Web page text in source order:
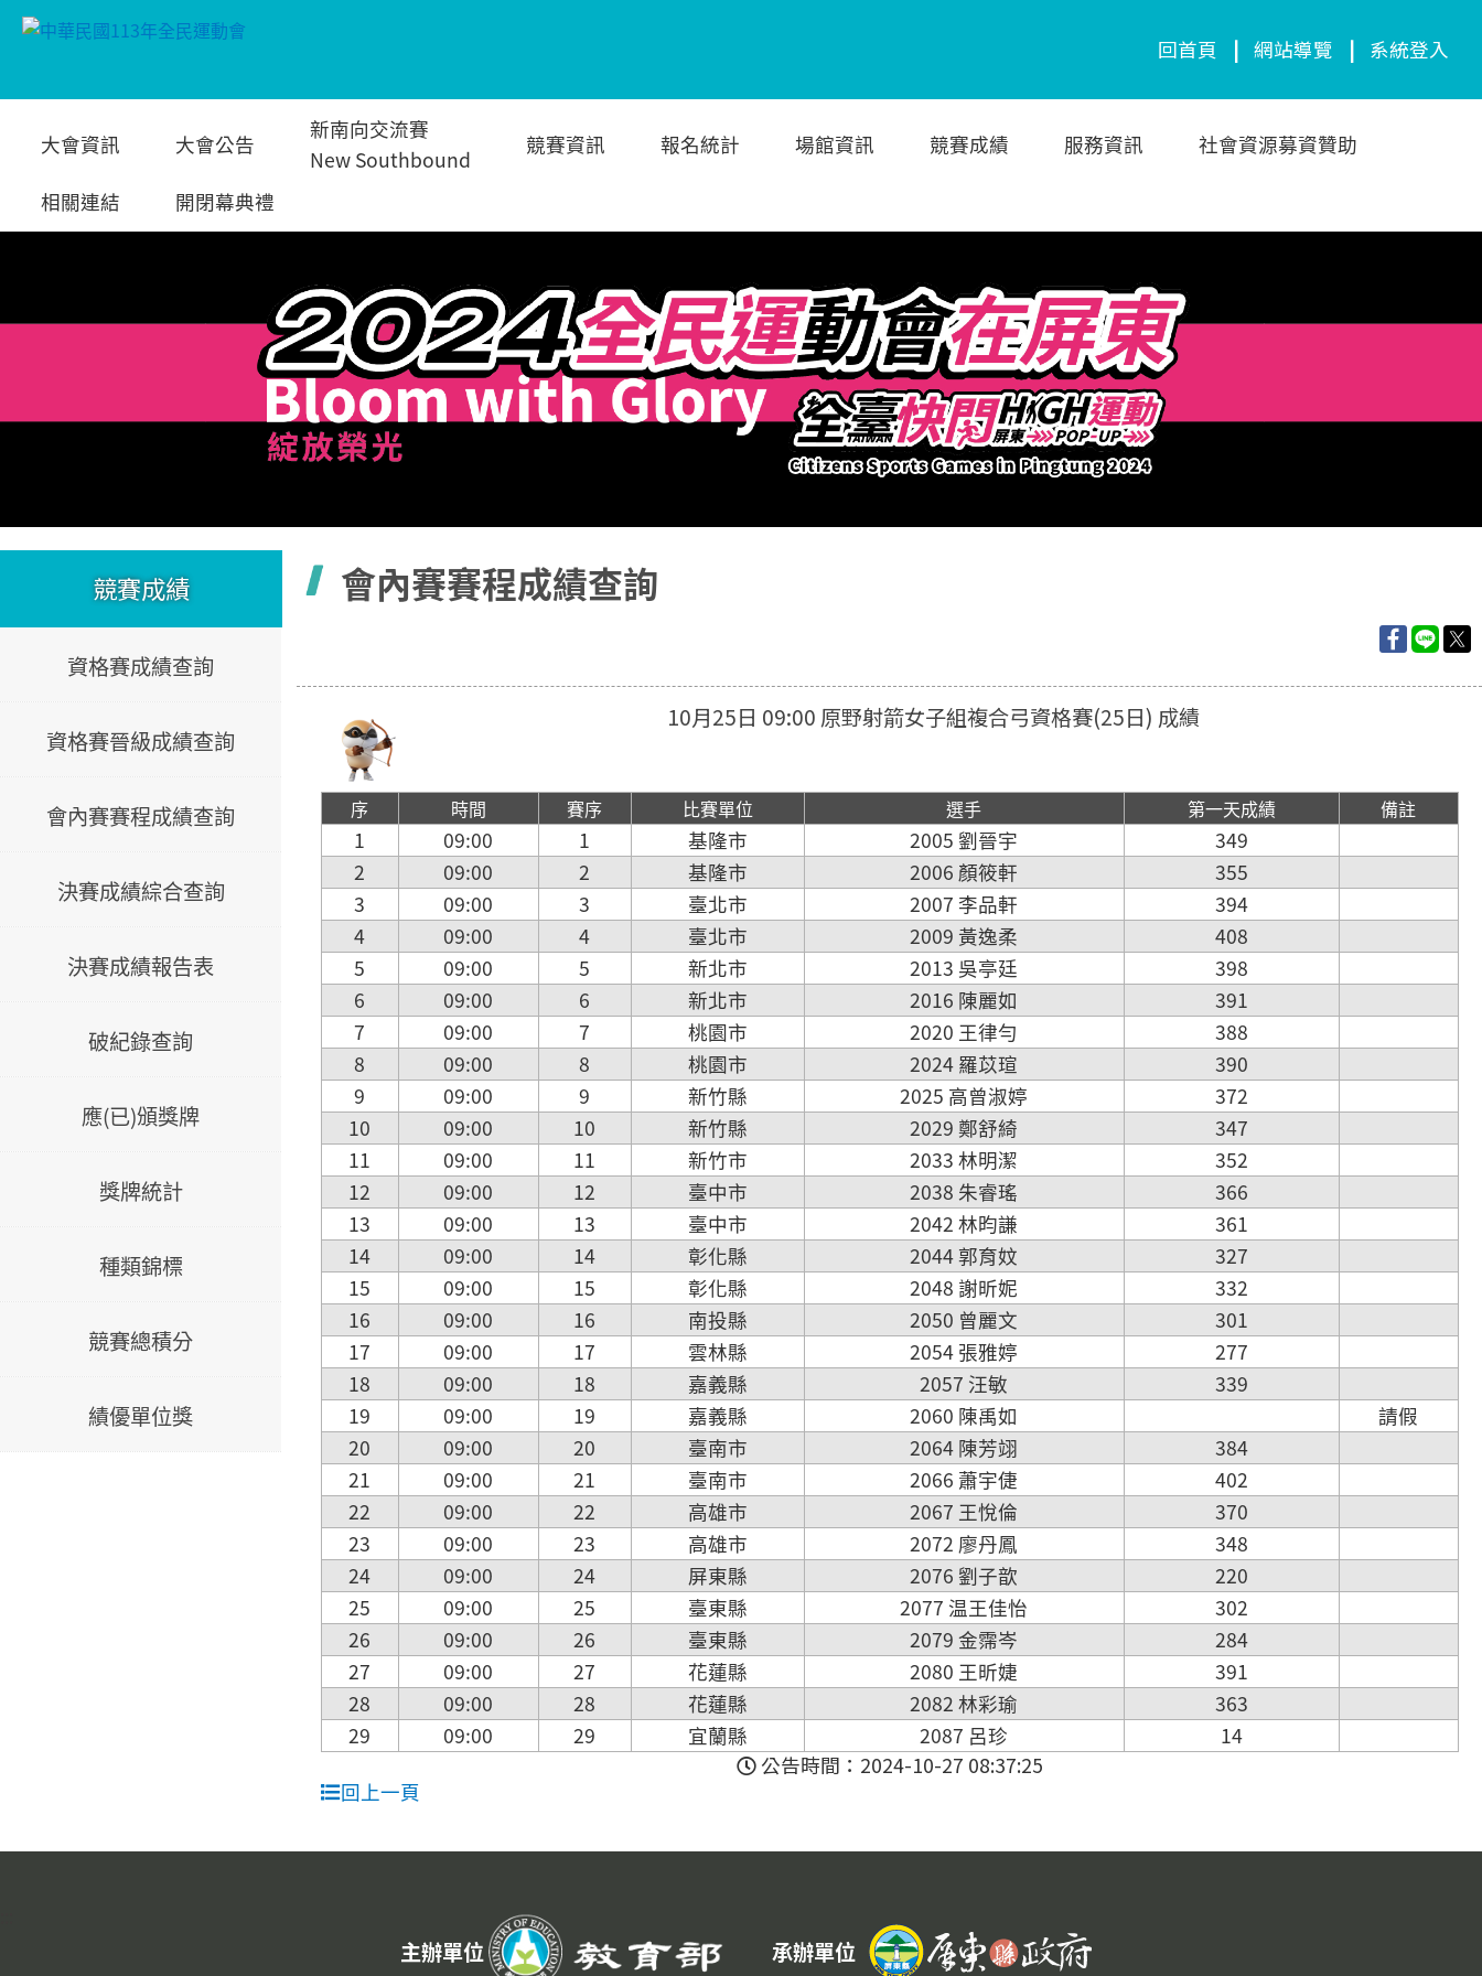
容
回首頁 | 網站導覽 | 系統登入
大會資訊 大會公告
新南向交流賽
New Southbound
競賽資訊 報名統計 場館資訊 競賽成績 服務資訊 社會資源募資贊助
相關連結 開閉幕典禮
競賽成績
資格賽成績查詢
資格賽晉級成績查詢
會內賽賽程成績查詢
決賽成績綜合查詢
決賽成績報告表
破紀錄查詢
應(已)頒獎牌
獎牌統計
種類錦標
競賽總積分
績優單位獎
會內賽賽程成績查詢
10月25日 09:00 原野射箭女子組複合弓資格賽(25日) 成績
序 時間 賽序 比賽單位 選手 第一天成績 備註
1 09:00 1 基隆市 2005 劉晉宇
349
2
09:00 2 基隆市 2006 顏筱軒
355
3
09:00 3 臺北市 2007 李品軒
394
4
09:00 4 臺北市 2009 黃逸柔
408
5
09:00 5 新北市 2013 吳亭廷
398
6
09:00 6 新北市 2016 陳麗如
391
7
09:00 7 桃園市 2020 王律勻
388
8
09:00 8 桃園市 2024 羅苡瑄
390
9
09:00 9 新竹縣 2025 高曾淑婷
372
10
09:00 10 新竹縣 2029 鄭舒綺
347
11
09:00 11 新竹市 2033 林明潔
352
12
09:00 12 臺中市 2038 朱睿瑤
366
13
09:00 13 臺中市 2042 林昀謙
361
14
09:00 14 彰化縣 2044 郭育妏
327
15
09:00 15 彰化縣 2048 謝昕妮
332
16
09:00 16 南投縣 2050 曾麗文
301
17
09:00 17 雲林縣 2054 張雅婷
277
18
09:00 18 嘉義縣 2057 汪敏
339
19
09:00 19 嘉義縣 2060 陳禹如
請假
20
09:00 20 臺南市 2064 陳芳翊
384
21
09:00 21 臺南市 2066 蕭宇倢
402
22
09:00 22 高雄市 2067 王悅倫
370
23
09:00 23 高雄市 2072 廖丹鳳
348
24
09:00 24 屏東縣 2076 劉子歆
220
25
09:00 25 臺東縣 2077 温王佳怡
302
26
09:00 26 臺東縣 2079 金霈岑
284
27
09:00 27 花蓮縣 2080 王昕婕
391
28
09:00 28 花蓮縣 2082 林彩瑜
363
29
09:00 29 宜蘭縣 2087 呂珍
14
公告時間：2024-10-27 08:37:25
回上一頁
主辦單位 承辦單位